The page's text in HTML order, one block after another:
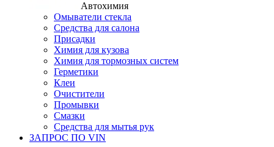
Автохимия
Омыватели стекла
Средства для салона
Присадки
Химия для кузова
Химия для тормозных систем
Герметики
Клеи
Очистители
Промывки
Смазки
Средства для мытья рук
ЗАПРОС ПО VIN